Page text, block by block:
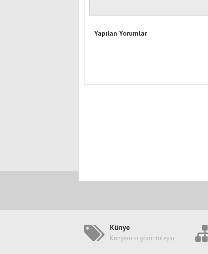
Yapılan Yorumlar
Künye
Künyemizi görüntüleyin.